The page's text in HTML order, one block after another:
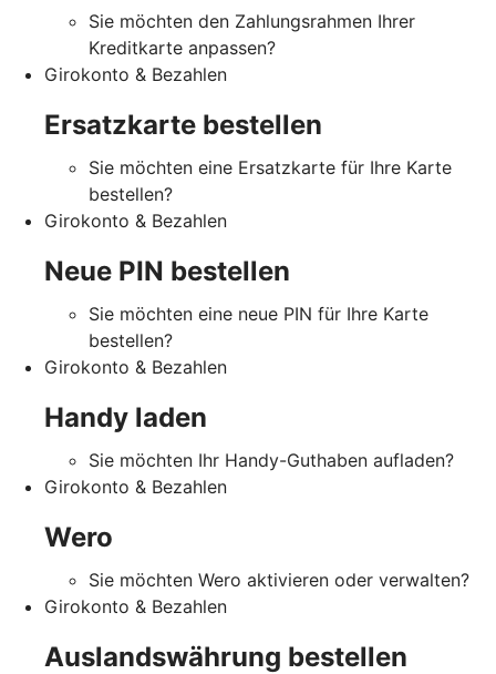
Sie möchten den Zahlungsrahmen Ihrer
Kreditkarte anpassen?
Girokonto & Bezahlen
Ersatzkarte bestellen
Sie möchten eine Ersatzkarte für Ihre Karte
bestellen?
Girokonto & Bezahlen
Neue PIN bestellen
Sie möchten eine neue PIN für Ihre Karte
bestellen?
Girokonto & Bezahlen
Handy laden
Sie möchten Ihr Handy-Guthaben aufladen?
Girokonto & Bezahlen
Wero
Sie möchten Wero aktivieren oder verwalten?
Girokonto & Bezahlen
Auslandswährung bestellen